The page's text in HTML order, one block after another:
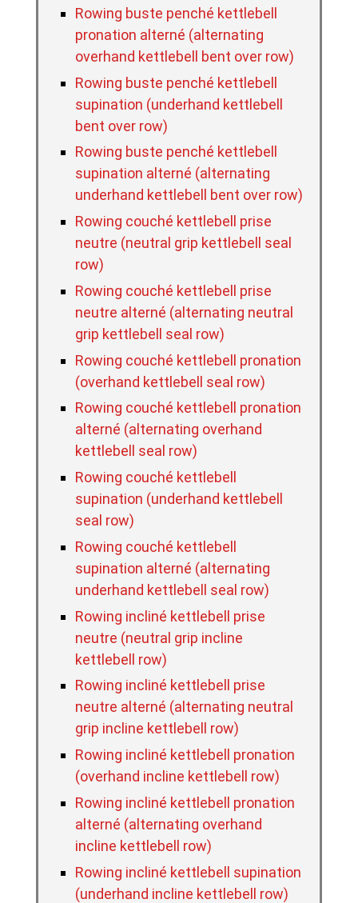
Rowing buste penché kettlebell
pronation alterné (alternating
overhand kettlebell bent over row)
Rowing buste penché kettlebell
supination (underhand kettlebell
bent over row)
Rowing buste penché kettlebell
supination alterné (alternating
underhand kettlebell bent over row)
Rowing couché kettlebell prise
neutre (neutral grip kettlebell seal
row)
Rowing couché kettlebell prise
neutre alterné (alternating neutral
grip kettlebell seal row)
Rowing couché kettlebell pronation
(overhand kettlebell seal row)
Rowing couché kettlebell pronation
alterné (alternating overhand
kettlebell seal row)
Rowing couché kettlebell
supination (underhand kettlebell
seal row)
Rowing couché kettlebell
supination alterné (alternating
underhand kettlebell seal row)
Rowing incliné kettlebell prise
neutre (neutral grip incline
kettlebell row)
Rowing incliné kettlebell prise
neutre alterné (alternating neutral
grip incline kettlebell row)
Rowing incliné kettlebell pronation
(overhand incline kettlebell row)
Rowing incliné kettlebell pronation
alterné (alternating overhand
incline kettlebell row)
Rowing incliné kettlebell supination
(underhand incline kettlebell row)